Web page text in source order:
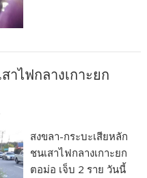
าไฟกลางเกาะยก
สงขลา-กระบะเสียหลัก
ชนเสาไฟกลางเกาะยก
ตอม่อ เจ็บ 2 ราย วันนี้